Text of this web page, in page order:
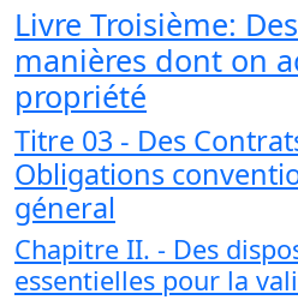
Livre Troisième:
manières dont on
propriété
Titre 03 - Des
Obligations
géneral
Chapitre II. - Des
essentielles pour la